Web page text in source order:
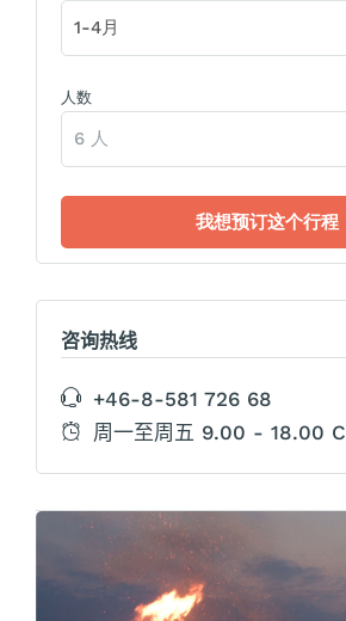
人数
咨询热线
+46-8-581 726 68
周一至周五 9.00 - 18.00